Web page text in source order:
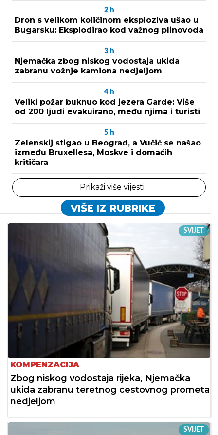
2 h
Dron s velikom količinom eksploziva ušao u
Bugarsku: Eksplodirao kod važnog plinovoda
3 h
Njemačka zbog niskog vodostaja ukida
zabranu vožnje kamiona nedjeljom
4 h
Veliki požar buknuo kod jezera Garde: Više
od 200 ljudi evakuirano, među njima i turisti
5 h
Zelenskij stigao u Beograd, a Vučić se našao
između Bruxellesa, Moskve i domaćih
kritičara
Prikaži više vijesti
VIŠE IZ RUBRIKE
SVIJET
KOMPENZACIJA
Zbog niskog vodostaja rijeka, Njemačka
ukida zabranu teretnog cestovnog prometa
nedjeljom
SVIJET